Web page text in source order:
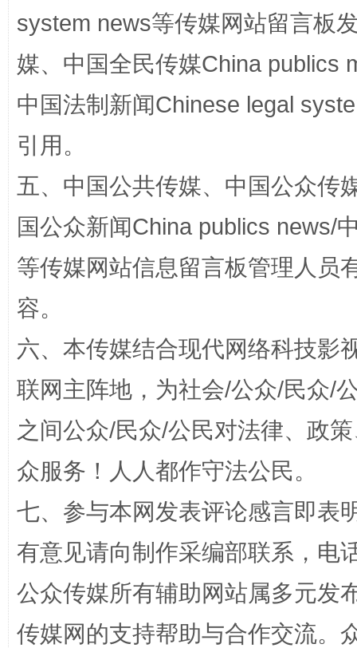
招工难、用工荒背后
网上购药对药下症？
system news等传媒网站留言板
媒、中国全民传媒China publics
中国法制新闻Chinese legal
引用。
五、中国公共传媒、中国公众传
国公众新闻China publics news/
等传媒网站信息留言板管理人员
容。
六、本传媒结合现代网络科技影
联网主阵地，为社会/公众/民众/
之间公众/民众/公民对法律、政
众服务！人人都作守法公民。
七、参与本网发表评论感言即表
有意见请向制作采编部联系，电
公众传媒所有辅助网站属多元发
传媒网的支持帮助与合作交流。